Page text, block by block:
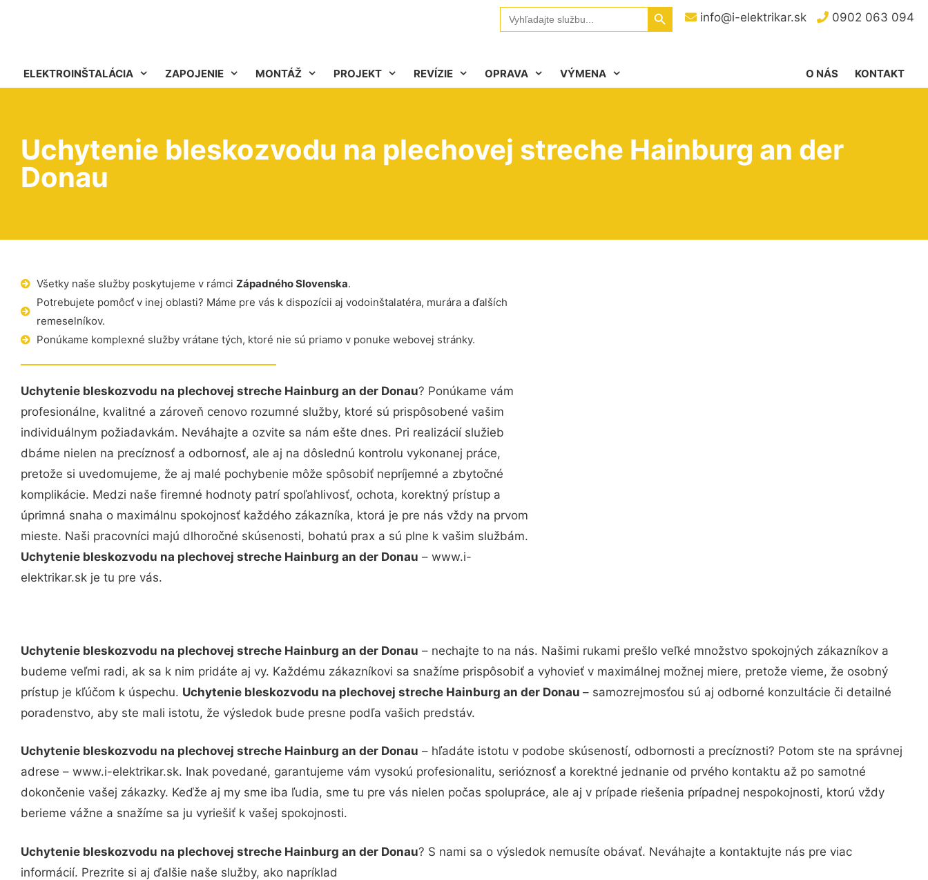
info@i-elektrikar.sk 0902 063 094
Search
for:
Search Button
ELEKTROINŠTALÁCIA ZAPOJENIE MONTÁŽ PROJEKT REVÍZIE OPRAVA VÝMENA KONTAKT
O NÁS
Uchytenie bleskozvodu na plechovej streche Hainburg an der
Donau
Všetky naše služby poskytujeme v rámci Západného Slovenska.
Potrebujete pomôcť v inej oblasti? Máme pre vás k dispozícii aj vodoinštalatéra, murára a ďalších
remeselníkov.
Ponúkame komplexné služby vrátane tých, ktoré nie sú priamo v ponuke webovej stránky.
Uchytenie bleskozvodu na plechovej streche Hainburg an der Donau? Ponúkame vám
profesionálne, kvalitné a zároveň cenovo rozumné služby, ktoré sú prispôsobené vašim
individuálnym požiadavkám. Neváhajte a ozvite sa nám ešte dnes. Pri realizácií služieb
dbáme nielen na precíznosť a odbornosť, ale aj na dôslednú kontrolu vykonanej práce,
pretože si uvedomujeme, že aj malé pochybenie môže spôsobiť nepríjemné a zbytočné
komplikácie. Medzi naše firemné hodnoty patrí spoľahlivosť, ochota, korektný prístup a
úprimná snaha o maximálnu spokojnosť každého zákazníka, ktorá je pre nás vždy na prvom
mieste. Naši pracovníci majú dlhoročné skúsenosti, bohatú prax a sú plne k vašim službám.
Uchytenie bleskozvodu na plechovej streche Hainburg an der Donau – www.i-
elektrikar.sk je tu pre vás.
Uchytenie bleskozvodu na plechovej streche Hainburg an der Donau – nechajte to na nás. Našimi rukami prešlo veľké množstvo spokojných zákazníkov a
budeme veľmi radi, ak sa k nim pridáte aj vy. Každému zákazníkovi sa snažíme prispôsobiť a vyhovieť v maximálnej možnej miere, pretože vieme, že osobný
prístup je kľúčom k úspechu. Uchytenie bleskozvodu na plechovej streche Hainburg an der Donau – samozrejmosťou sú aj odborné konzultácie či detailné
poradenstvo, aby ste mali istotu, že výsledok bude presne podľa vašich predstáv.
Uchytenie bleskozvodu na plechovej streche Hainburg an der Donau – hľadáte istotu v podobe skúseností, odbornosti a precíznosti? Potom ste na správnej
adrese – www.i-elektrikar.sk. Inak povedané, garantujeme vám vysokú profesionalitu, serióznosť a korektné jednanie od prvého kontaktu až po samotné
dokončenie vašej zákazky. Keďže aj my sme iba ľudia, sme tu pre vás nielen počas spolupráce, ale aj v prípade riešenia prípadnej nespokojnosti, ktorú vždy
berieme vážne a snažíme sa ju vyriešiť k vašej spokojnosti.
Uchytenie bleskozvodu na plechovej streche Hainburg an der Donau? S nami sa o výsledok nemusíte obávať. Neváhajte a kontaktujte nás pre viac
informácií. Prezrite si aj ďalšie naše služby, ako napríklad